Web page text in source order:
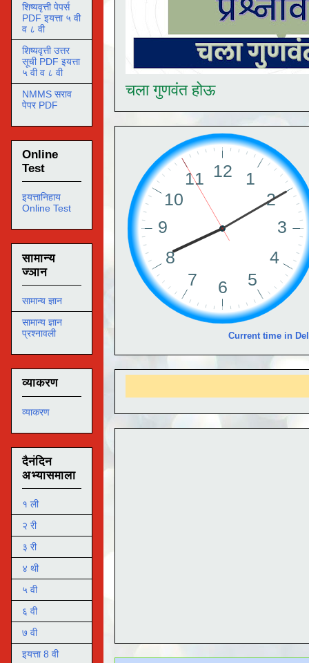
चला गुणवंत होऊ
Current time in
शिष्यवृत्ती पेपर्स
PDF इयत्ता ५ वी
व ८ वी
शिष्यवृत्ती उत्तर
सूची PDF इयत्ता
५ वी व ८ वी
NMMS सराव
पेपर PDF
Online
Test
इयत्तानिहाय
Online Test
सामान्य
ज्ञान
सामान्य ज्ञान
सामान्य ज्ञान
प्रश्नावली
व्याकरण
व्याकरण
दैनंदिन
अभ्यासमाला
१ ली
२ री
३ री
४ थी
५ वी
६ वी
७ वी
इयत्ता 8 वी